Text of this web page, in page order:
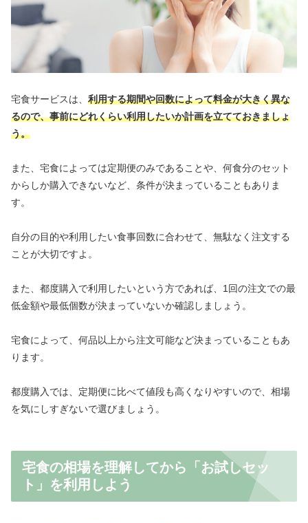
宅食サービスは、 利用する期間や回数によって料金が大きく異な
るので、事前にどれくらい利用したいか計画を立てておきましょ
う。
また、宅食によっては定期便のみであることや、何食分のセット
からしか購入できないなど、条件が決まっていることもありま
す。
自分の目的や利用したい食事回数に合わせて、無駄なく注文する
ことが大切ですよ。
また、都度購入で利用したいという方であれば、1回の注文での最
低金額や最低個数が決まっていないか確認しましょう。
宅食によって、何品以上から注文可能など決まっていることもあ
ります。
都度購入では、定期便に比べて値段も高くなりやすいので、相場
を気にしすぎないで選びましょう。
宅食の相場を理解してから「お試しセッ
ト」を利用しよう